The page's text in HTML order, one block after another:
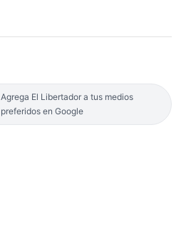
Agrega El Libertador a tus medios
preferidos en Google